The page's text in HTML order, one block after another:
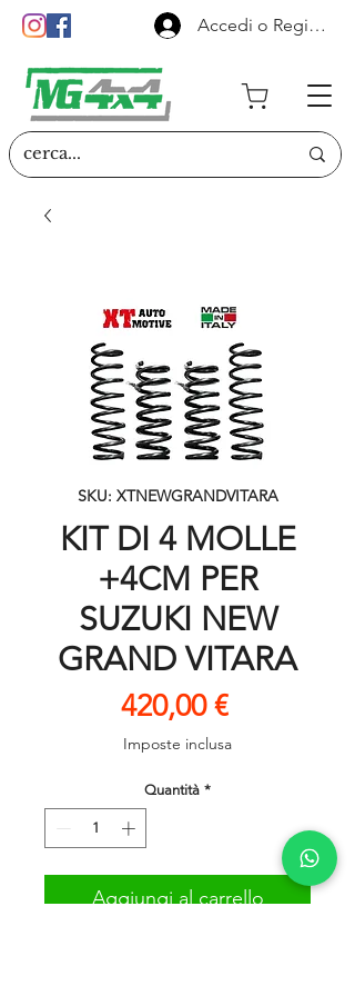
Accedi o Registrati
SKU: XTNEWGRANDVITARA
KIT DI 4 MOLLE
+4CM PER
SUZUKI NEW
GRAND VITARA
420,00 €Prezzo
Imposte inclusa
Quantità *
Aggiungi al carrello